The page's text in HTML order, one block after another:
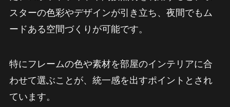
スターの色彩やデザインが引き立ち、夜間でもム
ードある空間づくりが可能です。
特にフレームの色や素材を部屋のインテリアに合
わせて選ぶことが、統一感を出すポイントとされ
ています。